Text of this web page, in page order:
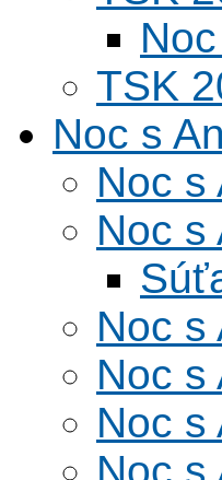
TSK
Noc s
Noc s
Noc s
Noc s
Noc s
Noc s